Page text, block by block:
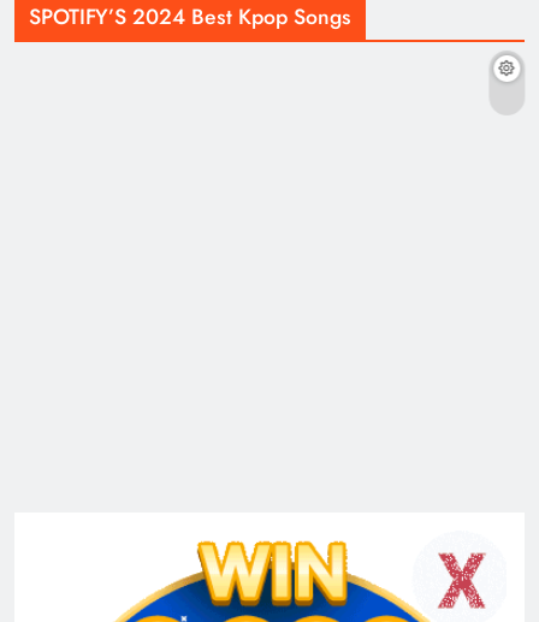
SPOTIFY’S 2024 Best Kpop Songs